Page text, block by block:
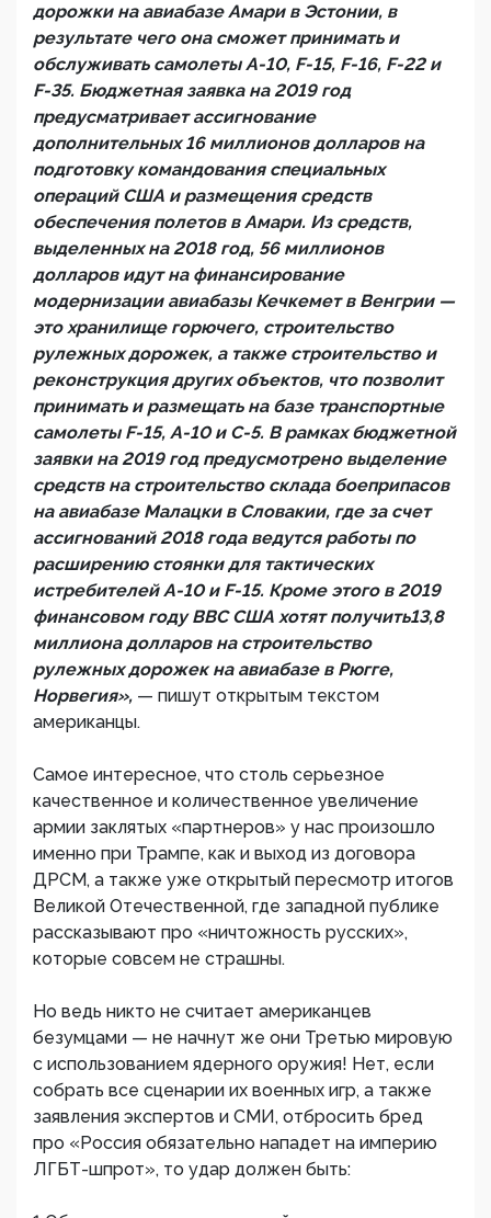
дорожки на авиабазе Амари в Эстонии, в
результате чего она сможет принимать и
обслуживать самолеты A-10, F-15, F-16, F-22 и
F-35. Бюджетная заявка на 2019 год
предусматривает ассигнование
дополнительных 16 миллионов долларов на
подготовку командования специальных
операций США и размещения средств
обеспечения полетов в Амари. Из средств,
выделенных на 2018 год, 56 миллионов
долларов идут на финансирование
модернизации авиабазы Кечкемет в Венгрии —
это хранилище горючего, строительство
рулежных дорожек, а также строительство и
реконструкция других объектов, что позволит
принимать и размещать на базе транспортные
самолеты F-15, A-10 и C-5. В рамках бюджетной
заявки на 2019 год предусмотрено выделение
средств на строительство склада боеприпасов
на авиабазе Малацки в Словакии, где за счет
ассигнований 2018 года ведутся работы по
расширению стоянки для тактических
истребителей A-10 и F-15. Кроме этого в 2019
финансовом году ВВС США хотят получить13,8
миллиона долларов на строительство
рулежных дорожек на авиабазе в Рюгге,
Норвегия», — пишут открытым текстом
американцы.
Самое интересное, что столь серьезное
качественное и количественное увеличение
армии заклятых «партнеров» у нас произошло
именно при Трампе, как и выход из договора
ДРСМ, а также уже открытый пересмотр итогов
Великой Отечественной, где западной публике
рассказывают про «ничтожность русских»,
которые совсем не страшны.
Но ведь никто не считает американцев
безумцами — не начнут же они Третью мировую
с использованием ядерного оружия! Нет, если
собрать все сценарии их военных игр, а также
заявления экспертов и СМИ, отбросить бред
про «Россия обязательно нападет на империю
ЛГБТ-шпрот», то удар должен быть: